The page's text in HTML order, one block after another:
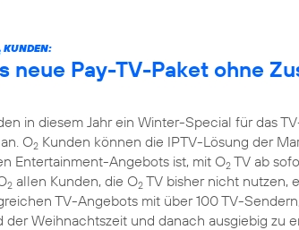
KUNDEN:
neue Pay-TV-Paket ohne
in diesem Jahr ein Winter-Special für das
O2 Kunden können die IPTV-Lösung der
Entertainment-Angebots ist, mit O2 TV ab
2 allen Kunden, die O2 TV bisher nicht nutzen,
TV-Angebots mit über 100 TV-
der Weihnachtszeit und danach ausgiebig zu